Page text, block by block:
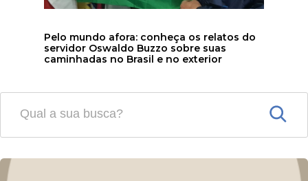
Pelo mundo afora: conheça os relatos do
servidor Oswaldo Buzzo sobre suas
caminhadas no Brasil e no exterior